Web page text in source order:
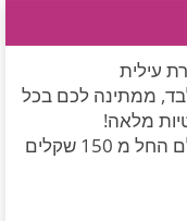
עילית
ממתינה לכם בכל
מלאה!
אירוח רומנטי לפי שעה במחיר משתלם החל מ 150 שקלים